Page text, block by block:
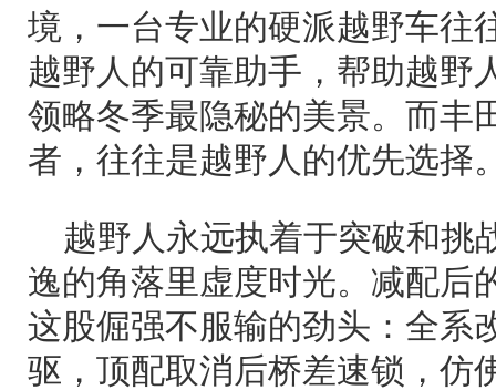
境，一台专业的硬派越野车往
越野人的可靠助手，帮助越野
领略冬季最隐秘的美景。而丰
者，往往是越野人的优先选择
越野人永远执着于突破和挑
逸的角落里虚度时光。减配后
这股倔强不服输的劲头：全系
驱，顶配取消后桥差速锁，仿